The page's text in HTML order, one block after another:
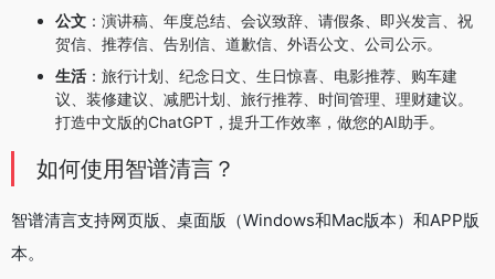
公文 ：演讲稿、年度总结、会议致辞、请假条、即兴发言、祝
贺信、推荐信、告别信、道歉信、外语公文、公司公示。
生活 ：旅行计划、纪念日文、生日惊喜、电影推荐、购车建
议、装修建议、减肥计划、旅行推荐、时间管理、理财建议。
打造中文版的ChatGPT，提升工作效率，做您的AI助手。
如何使用智谱清言？
智谱清言支持网页版、桌面版（Windows和Mac版本）和APP版
本。